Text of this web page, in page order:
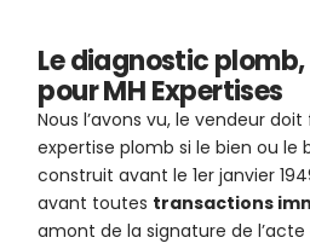
Le diagnostic
pour MH Expertises
Nous l’avons vu, le vendeur
expertise plomb si le bien ou le
construit avant le 1er janvier
avant toutes transactions
amont de la signature de